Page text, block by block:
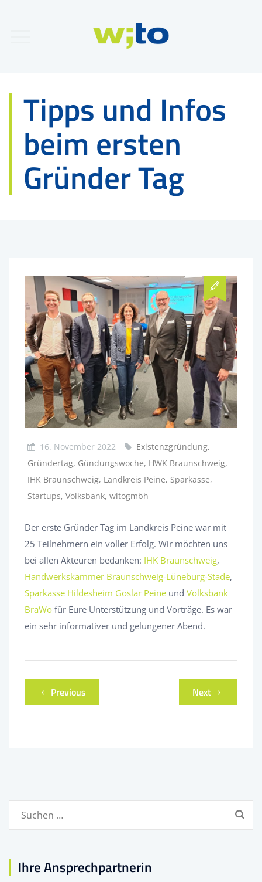
Tipps und Infos
beim ersten
Gründer Tag
16. November 2022
Existenzgründung,
Gründertag, Gündungswoche, HWK Braunschweig,
IHK Braunschweig, Landkreis Peine, Sparkasse,
Startups, Volksbank, witogmbh
Der erste Gründer Tag im Landkreis Peine war mit
25 Teilnehmern ein voller Erfolg. Wir möchten uns
bei allen Akteuren bedanken: IHK Braunschweig,
Handwerkskammer Braunschweig-Lüneburg-Stade,
Sparkasse Hildesheim Goslar Peine und Volksbank
BraWo für Eure Unterstützung und Vorträge. Es war
ein sehr informativer und gelungener Abend.
Previous Next
Suchen
Ihre Ansprechpartnerin